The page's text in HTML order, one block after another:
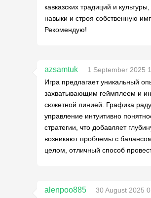
кавказских традиций и
навыки и строя собственную
Рекомендую!
azsamtuk
1 September 2025
Игра предлагает уникальный
захватывающим геймплеем и
сюжетной линией. Графика
управление интуитивно
стратегии, что добавляет
возникают проблемы с
целом, отличный способ
alenpoo885
30 August 2025